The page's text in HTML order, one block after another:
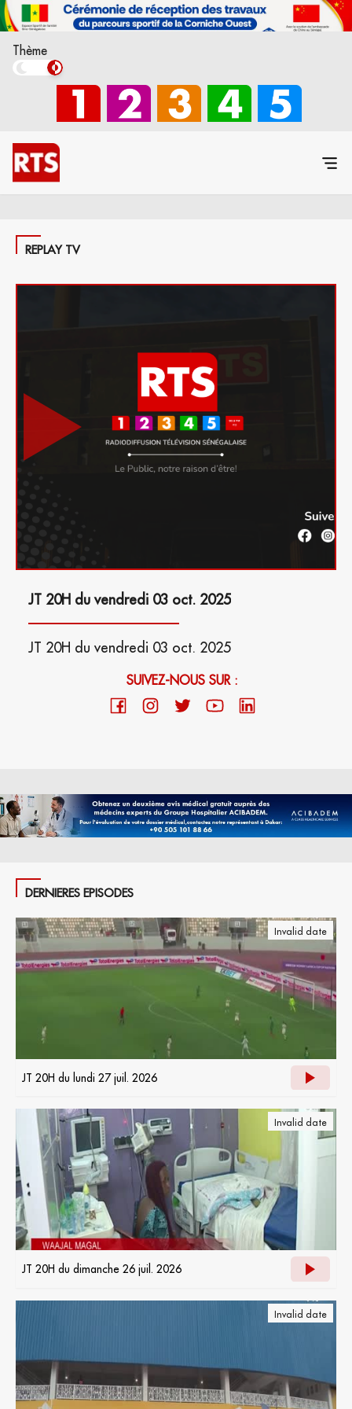
Thème
REPLAY TV
JT 20H du vendredi 03 oct. 2025
JT 20H du vendredi 03 oct. 2025
SUIVEZ-NOUS SUR :
DERNIERES EPISODES
Invalid date
JT 20H du lundi 27 juil. 2026
Invalid date
JT 20H du dimanche 26 juil. 2026
Invalid date